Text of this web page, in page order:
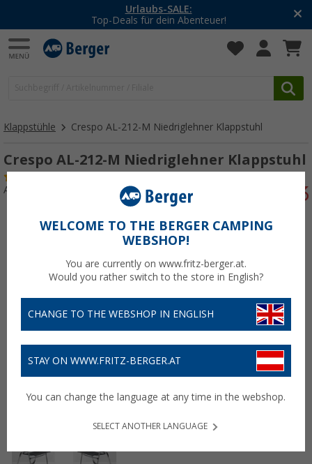
Urlaubs-SALE:
Top-Deals für dein Abenteuer!
Klappstühle Crespo AL-212-M Niedriglehner Klappstuhl
Crespo AL-212-M Niedriglehner Klappstuhl
Art.-Nr.: 728040
WELCOME TO THE BERGER CAMPING
WEBSHOP!
You are currently on www.fritz-berger.at.
Would you rather switch to the store in English?
CHANGE TO THE WEBSHOP IN ENGLISH
STAY ON WWW.FRITZ-BERGER.AT
You can change the language at any time in the webshop.
SELECT ANOTHER LANGUAGE